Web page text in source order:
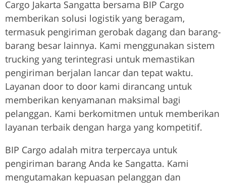
Cargo Jakarta Sangatta bersama BIP Cargo
memberikan solusi logistik yang beragam,
termasuk pengiriman gerobak dagang dan barang-
barang besar lainnya. Kami menggunakan sistem
trucking yang terintegrasi untuk memastikan
pengiriman berjalan lancar dan tepat waktu.
Layanan door to door kami dirancang untuk
memberikan kenyamanan maksimal bagi
pelanggan. Kami berkomitmen untuk memberikan
layanan terbaik dengan harga yang kompetitif.
BIP Cargo adalah mitra terpercaya untuk
pengiriman barang Anda ke Sangatta. Kami
mengutamakan kepuasan pelanggan dan